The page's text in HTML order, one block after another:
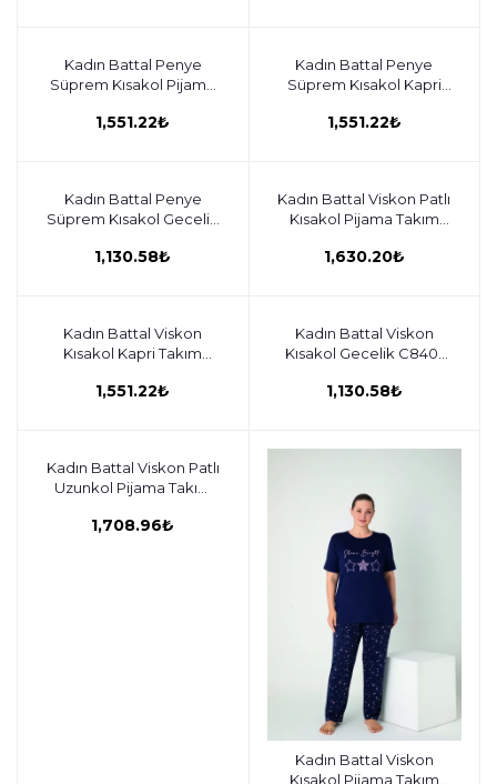
Sepete ekle
Kadın Battal Penye
Süprem Kısakol Pijama
1,551.22₺
Sepete ekle
Kadın Battal Penye
Süprem Kısakol Kapri
1,551.22₺
Sepete ekle
Kadın Battal Penye
Süprem Kısakol Gecelik
1,130.58₺
Sepete ekle
Kadın Battal Viskon Patlı
Kısakol Pijama Takım
1,630.20₺
Sepete ekle
Kadın Battal Viskon
Kısakol Kapri Takım
1,551.22₺
Sepete ekle
Kadın Battal Viskon
Kısakol Gecelik C840-
1,130.58₺
Sepete ekle
Kadın Battal Viskon Patlı
Uzunkol Pijama Takım
1,708.96₺
Sepete ekle
Kadın Battal Viskon
Kısakol Pijama Takım